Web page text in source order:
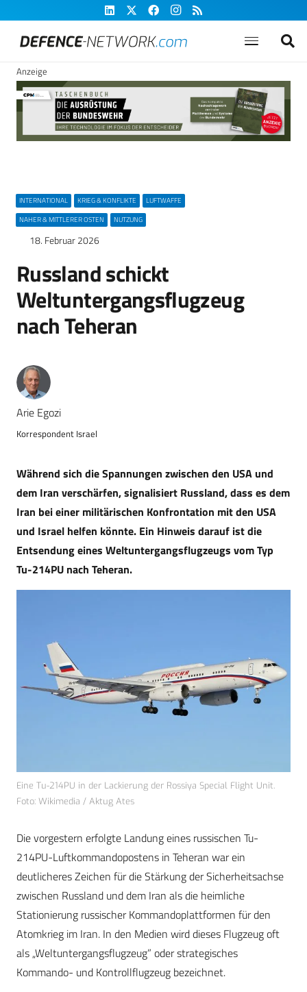
Anzeige
INTERNATIONAL KRIEG & KONFLIKTE
LUFTWAFFE
NAHER & MITTLERER OSTEN
NUTZUNG
18. Februar 2026
Russland schickt
Weltuntergangsflugzeug
nach Teheran
Arie Egozi
Korrespondent Israel
Während sich die Spannungen zwischen den USA und
dem Iran verschärfen, signalisiert Russland, dass es dem
Iran bei einer militärischen Konfrontation mit den USA
und Israel helfen könnte. Ein Hinweis darauf ist die
Entsendung eines Weltuntergangsflugzeugs vom Typ
Tu-214PU nach Teheran.
Eine Tu-214PU in der Lackierung der Rossiya Special Flight Unit.
Foto: Wikimedia / Aktug Ates
Die vorgestern erfolgte Landung eines russischen Tu-
214PU-Luftkommandopostens in Teheran war ein
deutlicheres Zeichen für die Stärkung der Sicherheitsachse
zwischen Russland und dem Iran als die heimliche
Stationierung russischer Kommandoplattformen für den
Atomkrieg im Iran. In den Medien wird dieses Flugzeug oft
als „Weltuntergangsflugzeug” oder strategisches
Kommando- und Kontrollflugzeug bezeichnet.